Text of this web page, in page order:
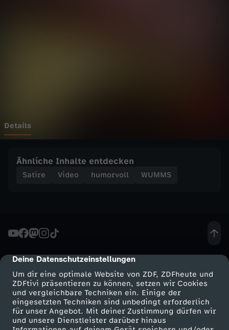
cmp-dialog-description
Deine Datenschutzeinstellungen
Um dir eine optimale Website von ZDF, ZDFheute und
ZDFtivi präsentieren zu können, setzen wir Cookies
und vergleichbare Techniken ein. Einige der
eingesetzten Techniken sind unbedingt erforderlich
für unser Angebot. Mit deiner Zustimmung dürfen wir
und unsere Dienstleister darüber hinaus
é
y
S
o
n
g
Details
Ähnliche Inhalte entdecken
Satire Video humorvoll WUMMS
Mehr ZDF Service